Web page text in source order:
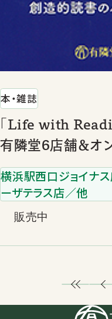
本・雑誌
「Life with
有隣堂6店舗＆オ
横浜駅西口ジョイナ
ーザテラス店／他
販売中